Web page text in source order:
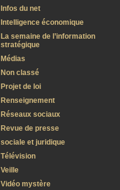
Infos du net
Intelligence économique
La semaine de l’information
stratégique
Médias
Non classé
Projet de loi
Renseignement
Réseaux sociaux
Revue de presse
sociale et juridique
Télévision
Veille
Vidéo mystère